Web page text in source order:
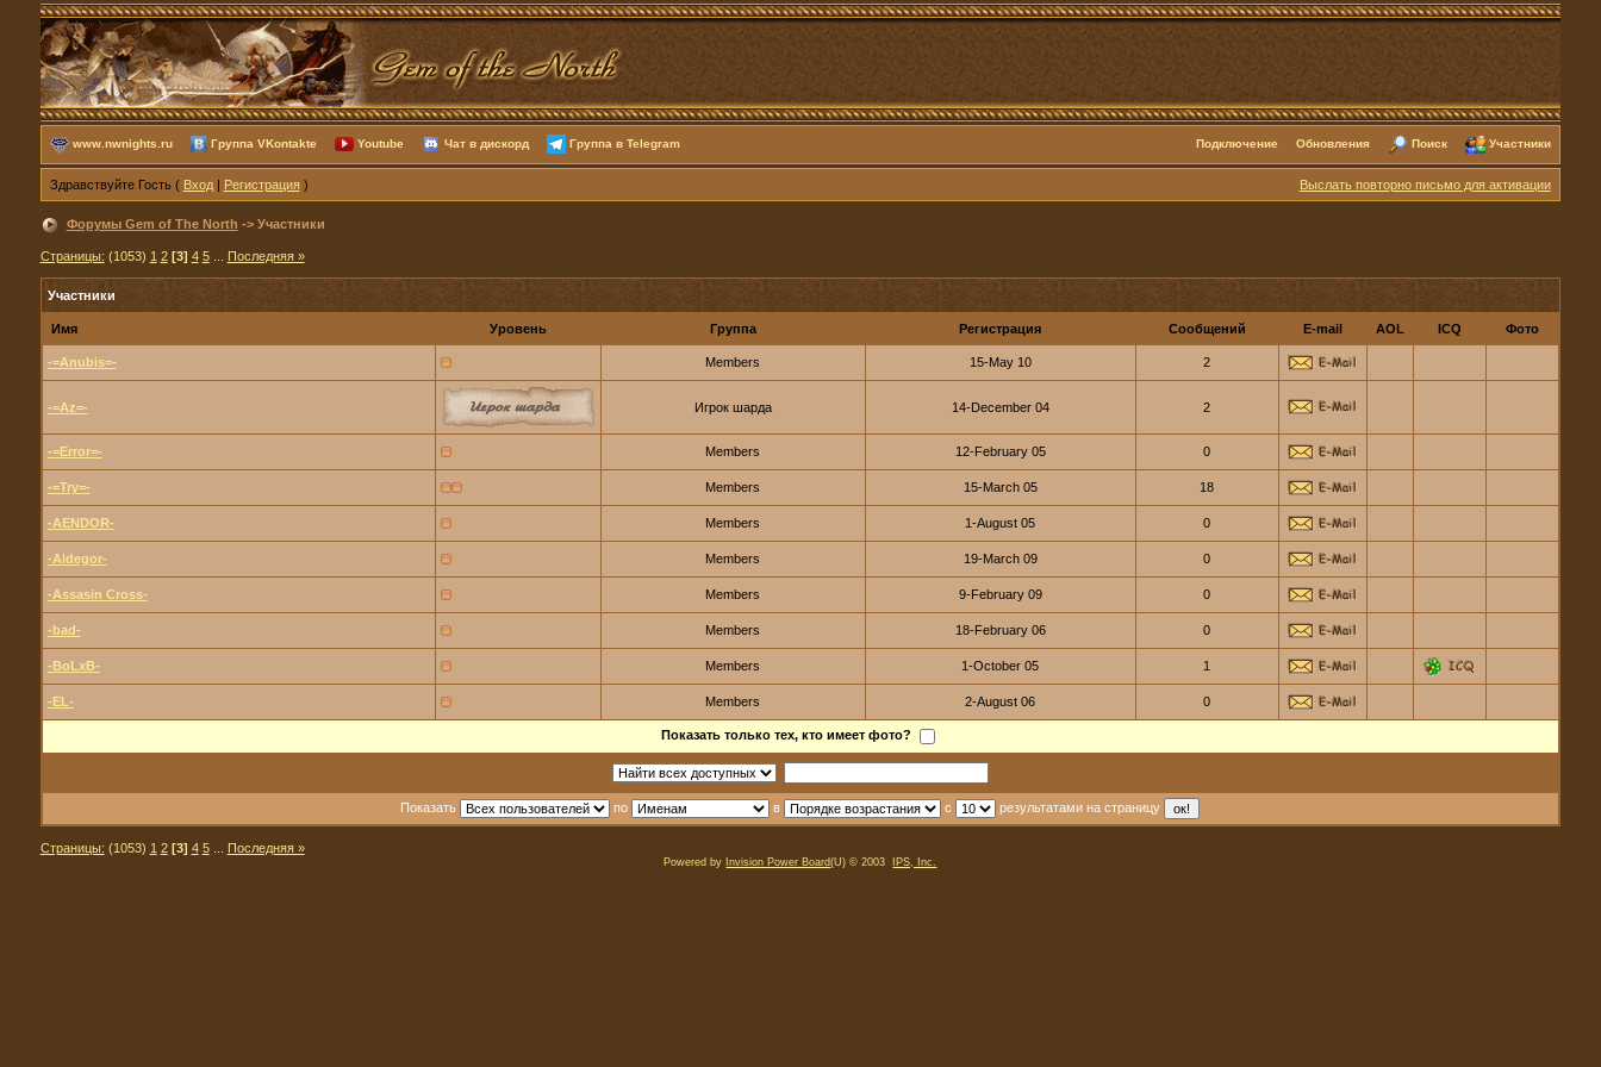
www.nwnights.ru Группа VKontakte Youtube Чат в дискорд Группа в Telegram Подключение Обновления Поиск Участники
Здравствуйте Гость ( Вход| Регистрация) Выслать повторно письмо для активации
Форумы Gem of The North -> Участники
Страницы: (1053) 1 2 [3] 4 5... Последняя »
Участники
Имя Уровень Группа Регистрация Сообщений E-mail AOL ICQ Фото
-=Anubis=- Members 15-May 10 2
-=Az=- Игрок шарда 14-December 04 2
-=Error=- Members 12-February 05 0
-=Try=- Members 15-March 05 18
-AENDOR- Members 1-August 05 0
-Aldegor- Members 19-March 09 0
-Assasin Cross- Members 9-February 09 0
-bad- Members 18-February 06 0
-BoLxB- Members 1-October 05 1
-EL- Members 2-August 06 0
Показать только тех, кто имеет фото?
Показать по в с результатами на страницу
Страницы: (1053) 1 2 [3] 4 5... Последняя »
Powered by Invision Power Board(U) © 2003 IPS, Inc.